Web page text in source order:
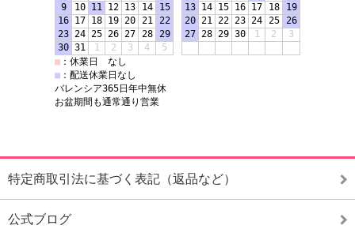
特定商取引法に基づく表記（返品など）
公式ブログ